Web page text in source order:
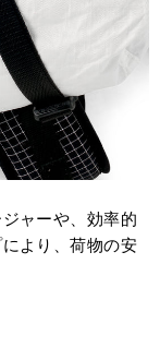
ャーや、効率的
より、荷物の安